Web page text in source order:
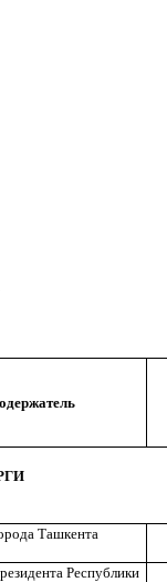
Ташкента
Республики